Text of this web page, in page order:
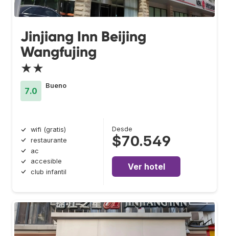
Jinjiang Inn Beijing
Wangfujing
★★
7.0
Bueno
wifi (gratis)
restaurante
ac
accesible
club infantil
Desde
$70.549
Ver hotel